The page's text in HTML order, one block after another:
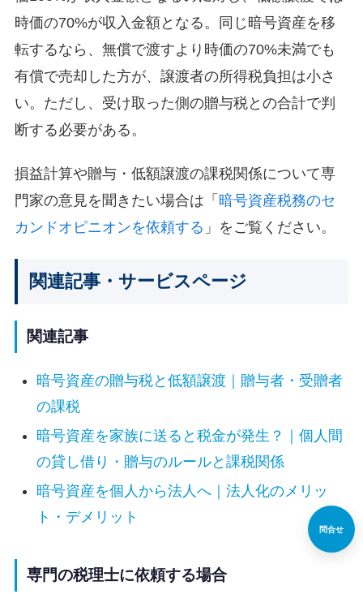
時価の70%が収入金額となる。同じ暗号資産を移
転するなら、無償で渡すより時価の70%未満でも
有償で売却した方が、譲渡者の所得税負担は小さ
い。ただし、受け取った側の贈与税との合計で判
断する必要がある。
損益計算や贈与・低額譲渡の課税関係について専
門家の意見を聞きたい場合は「 暗号資産税務のセ
カンドオピニオンを依頼する 」をご覧ください。
関連記事・サービスページ
関連記事
暗号資産の贈与税と低額譲渡｜贈与者・受贈者
の課税
暗号資産を家族に送ると税金が発生？｜個人間
の貸し借り・贈与のルールと課税関係
暗号資産を個人から法人へ｜法人化のメリッ
ト・デメリット
専門の税理士に依頼する場合
問合せ